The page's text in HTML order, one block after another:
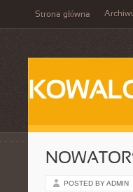
Strona główna
POSTED BY ADMIN